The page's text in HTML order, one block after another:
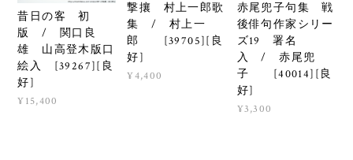
昔日の客 初
版 / 関口良
雄 山高登木版口
絵入 [39267][良
好]
¥15,400
撃攘 村上一郎歌
集 / 村上一
郎 [39705][良
好]
¥4,400
赤尾兜子句集 戦
後俳句作家シリー
ズ19 署名
入 / 赤尾兜
子 [40014][良
好]
¥3,300